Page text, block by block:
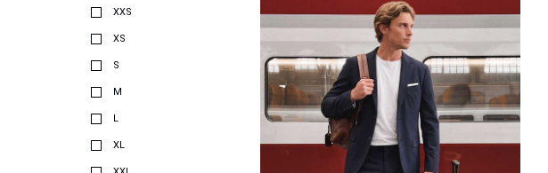
XXS
XS
S
M
L
XL